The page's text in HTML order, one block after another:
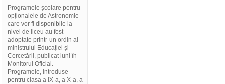
Programele școlare pentru
opționalele de Astronomie
care vor fi disponibile la
nivel de liceu au fost
adoptate printr-un ordin al
ministrului Educației și
Cercetării, publicat luni în
Monitorul Oficial.
Programele, introduse
pentru clasa a IX-a, a X-a, a